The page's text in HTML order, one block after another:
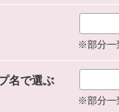
※部分一
名で選ぶ
※部分一